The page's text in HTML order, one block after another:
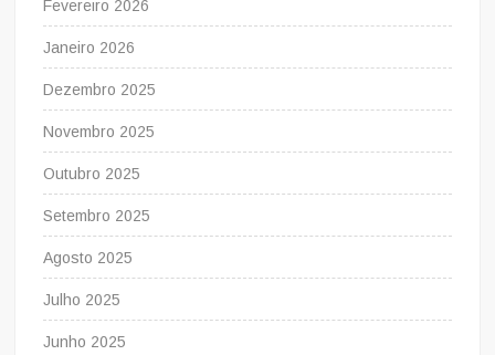
Fevereiro 2026
Janeiro 2026
Dezembro 2025
Novembro 2025
Outubro 2025
Setembro 2025
Agosto 2025
Julho 2025
Junho 2025